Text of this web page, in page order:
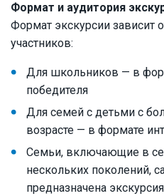
Формат и аудитория
Формат экскурсии зависит
участников:
Для школьников — в
победителя
Для семей с детьми с
возрасте — в формате
Семьи, включающие в
нескольких поколений,
предназначена